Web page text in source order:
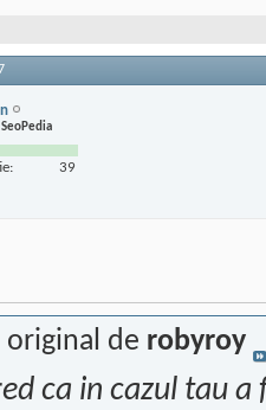
39
original de robyroy
ca in cazul tau